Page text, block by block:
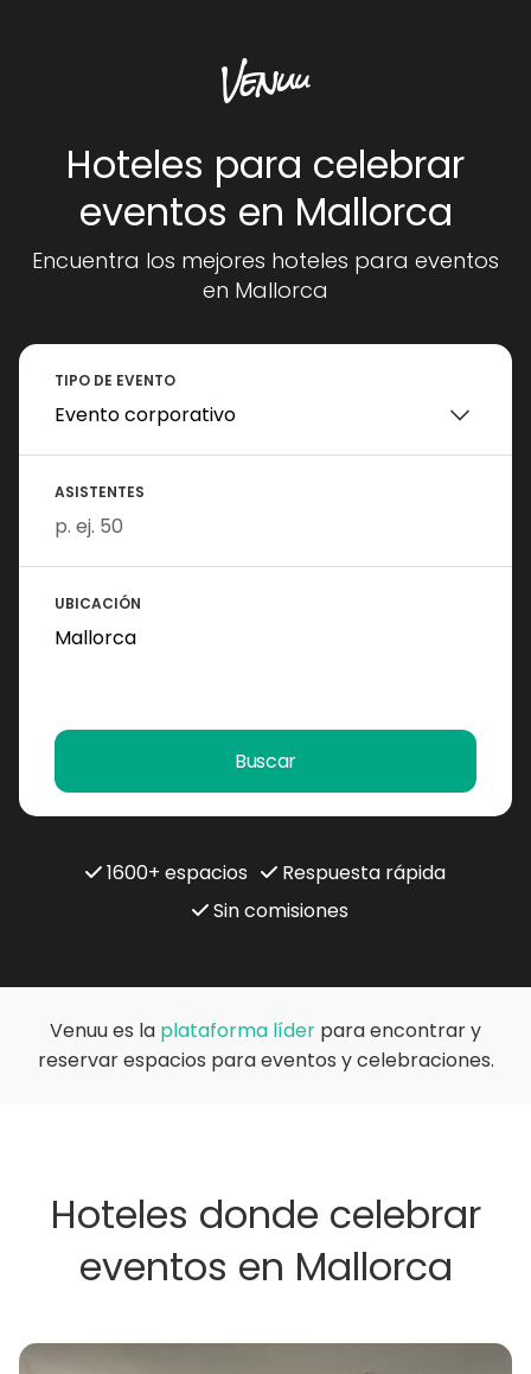
Hoteles para celebrar
eventos en Mallorca
Encuentra los mejores hoteles para eventos
en Mallorca
TIPO DE EVENTO
ASISTENTES
UBICACIÓN
Buscar
1600+ espacios
Respuesta rápida
Sin comisiones
Venuu es la plataforma líder para encontrar y
reservar espacios para eventos y celebraciones.
Hoteles donde celebrar
eventos en Mallorca